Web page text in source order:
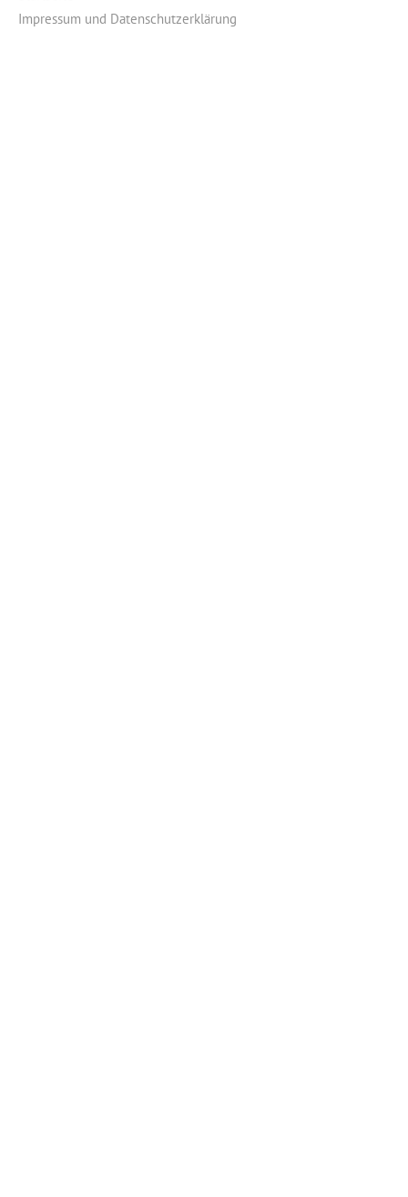
Impressum und Datenschutzerklärung